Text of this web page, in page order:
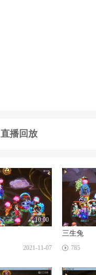
直播回放
10:00
2021-11-07
三生兔
785